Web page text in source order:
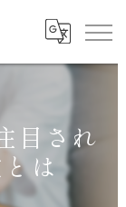
目され
は